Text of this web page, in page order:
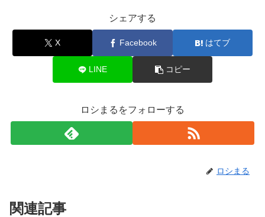
シェアする
X Facebook はてブ
LINE コピー
ロシまるをフォローする
ロシまる
関連記事